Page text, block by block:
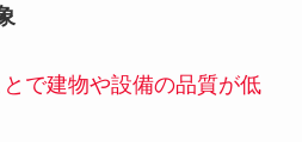
で建物や設備の品質が低